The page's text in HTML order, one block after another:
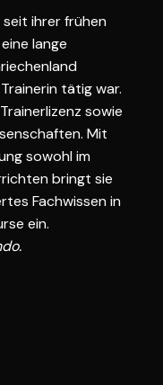
ihrer frühen
lange
tätig war.
sowie
Mit
sowohl im
bringt sie
Fachwissen in
ein.